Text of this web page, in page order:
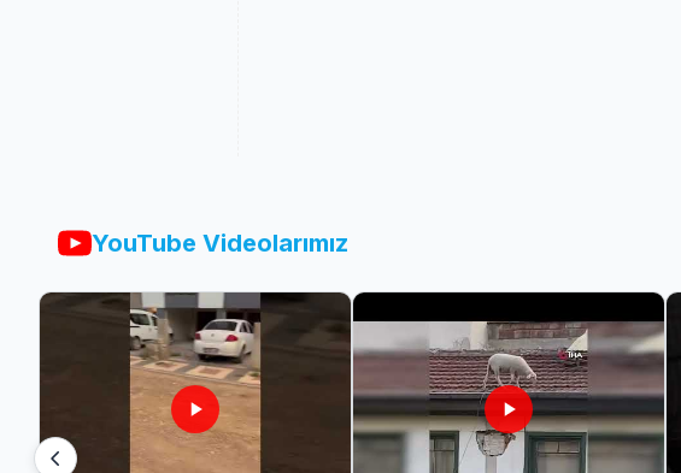
YouTube Videolarımız